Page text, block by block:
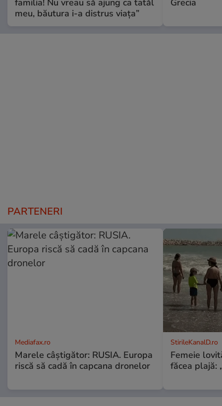
familia! Nu vreau să ajung ca tatăl
meu, băutura i-a distrus viața”
Grecia
PARTENERI
Mediafax.ro
Marele câștigător: RUSIA. Europa
riscă să cadă în capcana dronelor
StirileKanalD.ro
Femeie
făcea plajă: